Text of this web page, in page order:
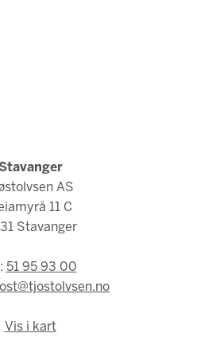
AS
11 C
Stavanger
51 95 93 00
Vis i kart